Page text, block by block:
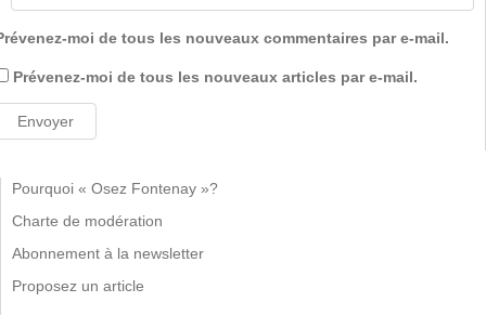
moi de tous les nouveaux commentaires par e-mail.
Prévenez-moi de tous les nouveaux articles par e-mail.
Pourquoi « Osez Fontenay »?
Charte de modération
Abonnement à la newsletter
Proposez un article